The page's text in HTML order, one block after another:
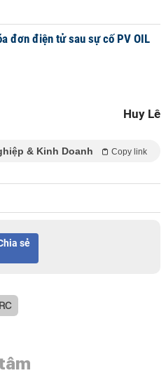
đơn điện tử sau sự cố PV OIL
Huy Lê
& Kinh Doanh Copy link
sẻ